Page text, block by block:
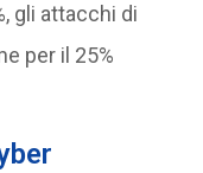
gli attacchi di
per il 25%